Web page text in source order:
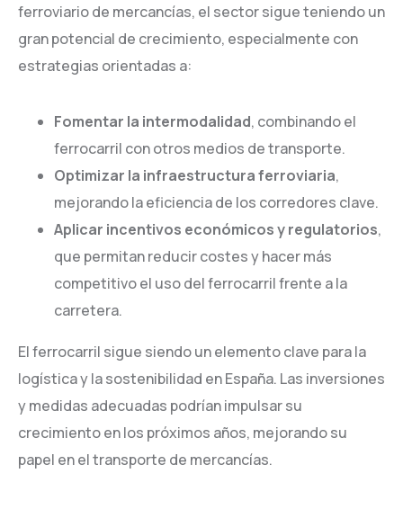
ferroviario de mercancías, el sector sigue teniendo un
gran potencial de crecimiento, especialmente con
estrategias orientadas a:
Fomentar la intermodalidad, combinando el
ferrocarril con otros medios de transporte.
Optimizar la infraestructura ferroviaria,
mejorando la eficiencia de los corredores clave.
Aplicar incentivos económicos y regulatorios,
que permitan reducir costes y hacer más
competitivo el uso del ferrocarril frente a la
carretera.
El ferrocarril sigue siendo un elemento clave para la
logística y la sostenibilidad en España. Las inversiones
y medidas adecuadas podrían impulsar su
crecimiento en los próximos años, mejorando su
papel en el transporte de mercancías.